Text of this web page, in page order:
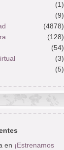
(1)
(9)
(4878)
(128)
(54)
(3)
(5)
en ¡Estrenamos